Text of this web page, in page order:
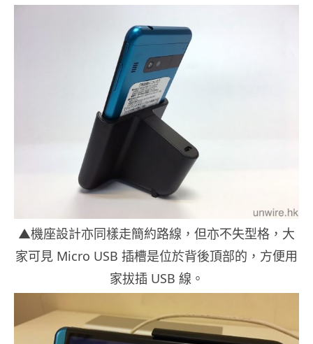
▲機座設計亦同樣走簡約路線，但亦不失型格，大
家可見 Micro USB 插槽是位於背後頂部的，方便用
家拔插 USB 線。